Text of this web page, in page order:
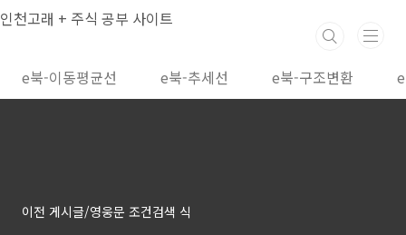
본문 바로가기
인천고래 + 주식 공부 사이트
e북-이동평균선 e북-추세선 e북-구조변환
이전 게시글/영웅문 조건검색 식